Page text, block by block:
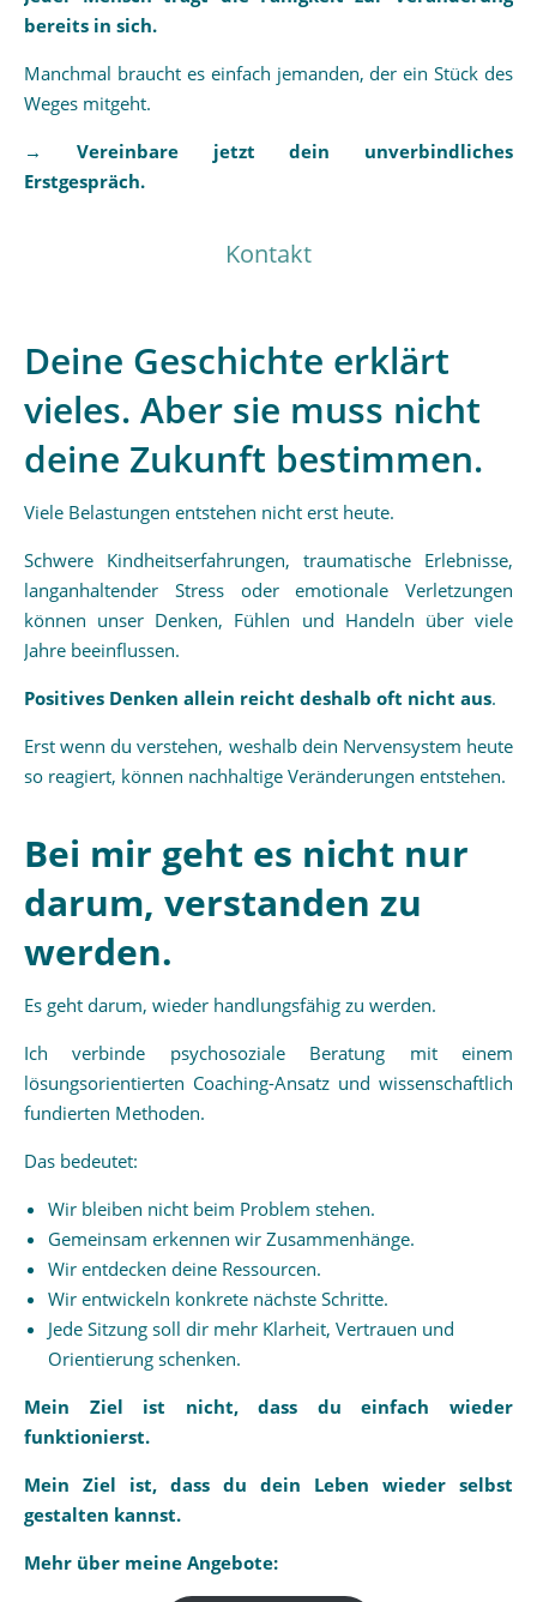
bereits in sich.
Manchmal braucht es einfach jemanden, der ein Stück des
Weges mitgeht.
→ Vereinbare jetzt dein unverbindliches
Erstgespräch.
Kontakt
Deine Geschichte erklärt
vieles. Aber sie muss nicht
deine Zukunft bestimmen.
Viele Belastungen entstehen nicht erst heute.
Schwere Kindheitserfahrungen, traumatische Erlebnisse,
langanhaltender Stress oder emotionale Verletzungen
können unser Denken, Fühlen und Handeln über viele
Jahre beeinflussen.
Positives Denken allein reicht deshalb oft nicht aus.
Erst wenn du verstehen, weshalb dein Nervensystem heute
so reagiert, können nachhaltige Veränderungen entstehen.
Bei mir geht es nicht nur
darum, verstanden zu
werden.
Es geht darum, wieder handlungsfähig zu werden.
Ich verbinde psychosoziale Beratung mit einem
lösungsorientierten Coaching-Ansatz und wissenschaftlich
fundierten Methoden.
Das bedeutet:
Wir bleiben nicht beim Problem stehen.
Gemeinsam erkennen wir Zusammenhänge.
Wir entdecken deine Ressourcen.
Wir entwickeln konkrete nächste Schritte.
Jede Sitzung soll dir mehr Klarheit, Vertrauen und
Orientierung schenken.
Mein Ziel ist nicht, dass du einfach wieder
funktionierst.
Mein Ziel ist, dass du dein Leben wieder selbst
gestalten kannst.
Mehr über meine Angebote: